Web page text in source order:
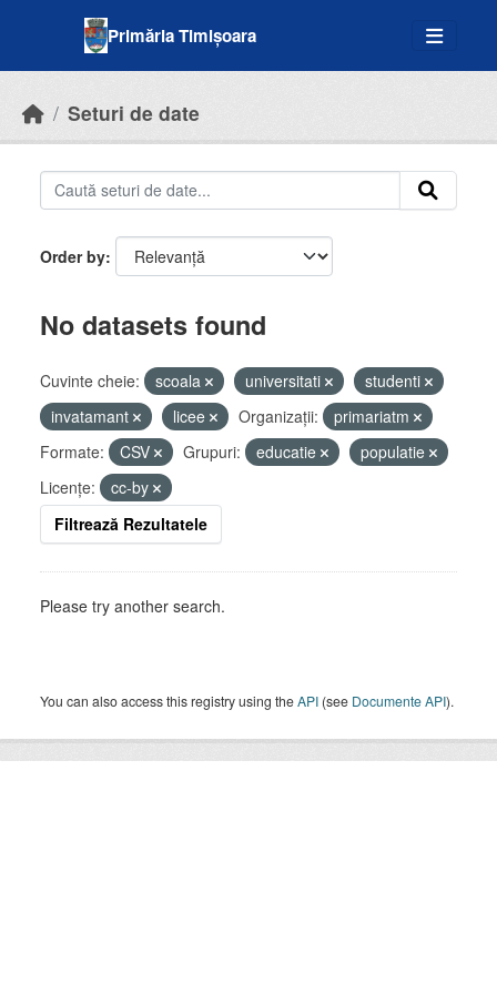
Primăria Timișoara
Seturi de date
Order by
No datasets found
Cuvinte cheie: scoala universitati
studenti
invatamant
licee Organizații:
primariatm
Formate:
CSV Grupuri: educatie
populatie
Licenţe:
cc-by
Filtrează Rezultatele
Please try another search.
You can also access this registry using theAPI (see Documente API).